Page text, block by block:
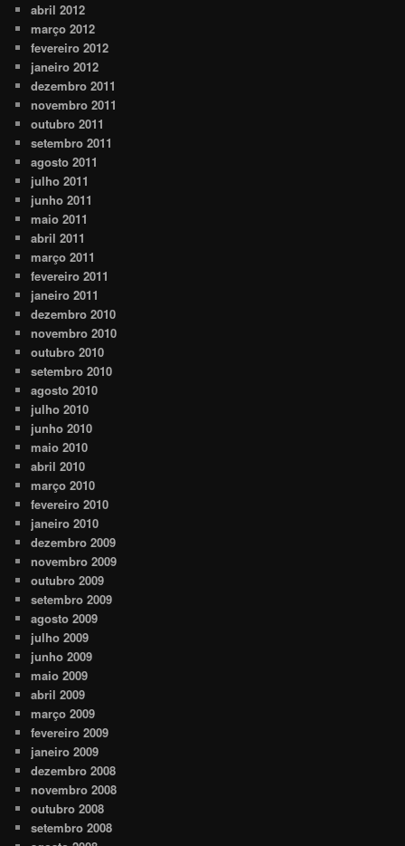
abril 2012
março 2012
fevereiro 2012
janeiro 2012
dezembro 2011
novembro 2011
outubro 2011
setembro 2011
agosto 2011
julho 2011
junho 2011
maio 2011
abril 2011
março 2011
fevereiro 2011
janeiro 2011
dezembro 2010
novembro 2010
outubro 2010
setembro 2010
agosto 2010
julho 2010
junho 2010
maio 2010
abril 2010
março 2010
fevereiro 2010
janeiro 2010
dezembro 2009
novembro 2009
outubro 2009
setembro 2009
agosto 2009
julho 2009
junho 2009
maio 2009
abril 2009
março 2009
fevereiro 2009
janeiro 2009
dezembro 2008
novembro 2008
outubro 2008
setembro 2008